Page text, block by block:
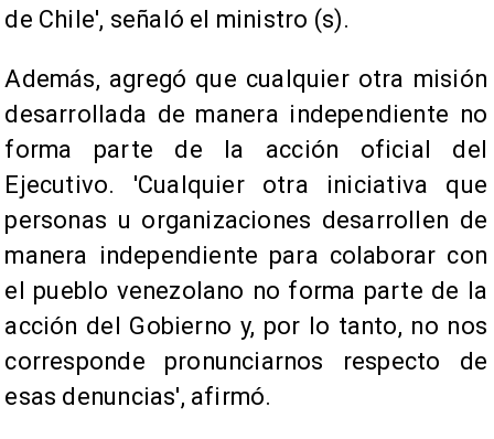
de Chile', señaló el ministro (s).
Además, agregó que cualquier otra misión
desarrollada de manera independiente no
forma parte de la acción oficial del
Ejecutivo. 'Cualquier otra iniciativa que
personas u organizaciones desarrollen de
manera independiente para colaborar con
el pueblo venezolano no forma parte de la
acción del Gobierno y, por lo tanto, no nos
corresponde pronunciarnos respecto de
esas denuncias', afirmó.